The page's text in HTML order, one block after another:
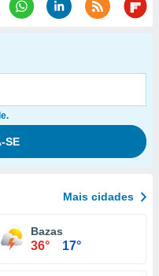
Mais cidades
Bazas
36° 17°